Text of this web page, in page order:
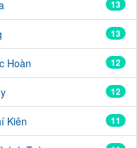
13
13
12
Hoàn
12
11
Kiên